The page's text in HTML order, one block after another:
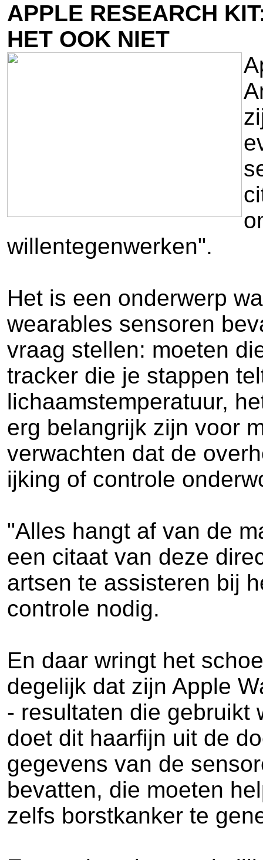
APPLE RESEARCH
HET OOK NIET
willentegenwerken".
Het is een onderwerp
wearables sensoren
vraag stellen: moeten
tracker die je stappen
lichaamstemperatuur,
erg belangrijk zijn voor
verwachten dat de
ijking of controle
"Alles hangt af van de
een citaat van deze
artsen te assisteren bij
controle nodig.
En daar wringt het
degelijk dat zijn Apple
- resultaten die gebruikt
doet dit haarfijn uit de
gegevens van de
bevatten, die moeten
zelfs borstkanker te